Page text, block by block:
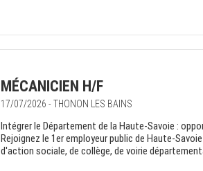
MÉCANICIEN H/F
17/07/2026 - THONON LES BAINS
Intégrer le Département de la Haute-Savoie :
Rejoignez le 1er employeur public de Haute-
d'action sociale, de collège, de voirie